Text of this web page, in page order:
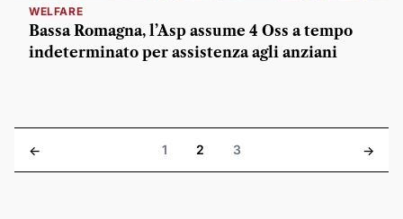
WELFARE
Bassa Romagna, l’Asp assume 4 Oss a tempo
indeterminato per assistenza agli anziani
<- 1 2 3 ->